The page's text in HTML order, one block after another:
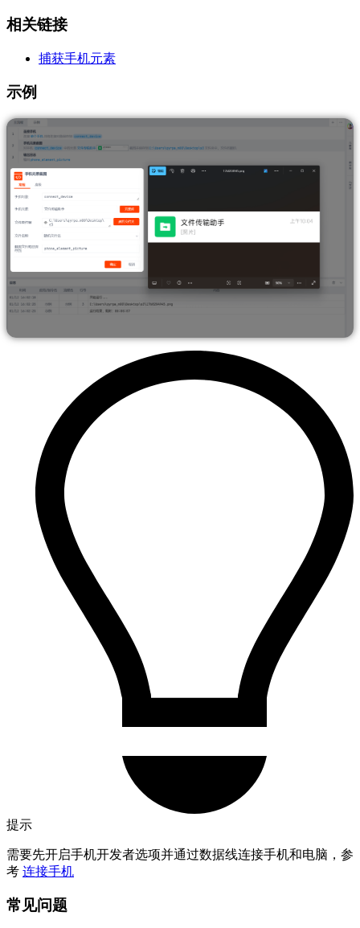
相关链接
捕获手机元素
示例
提示
需要先开启手机开发者选项并通过数据线连接手机和电脑，参
考 连接手机
常见问题